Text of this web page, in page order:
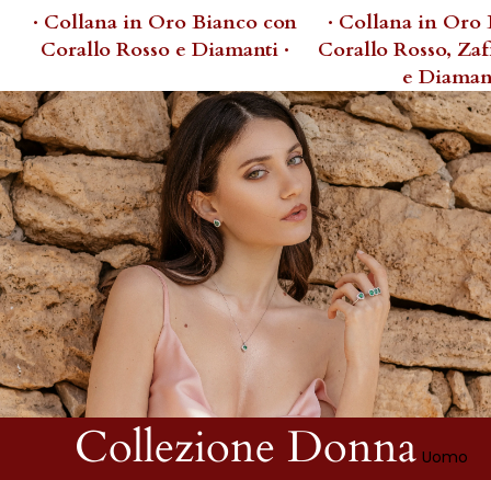
Uomo
· Collana in Oro Bianco con
Corallo Rosso e Diamanti ·
· Collana in Oro
Corallo Rosso,
e
Collezione Donna